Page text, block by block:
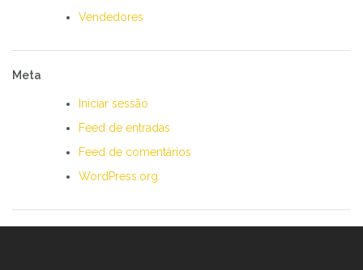
Vendedores
Meta
Iniciar sessão
Feed de entradas
Feed de comentários
WordPress.org